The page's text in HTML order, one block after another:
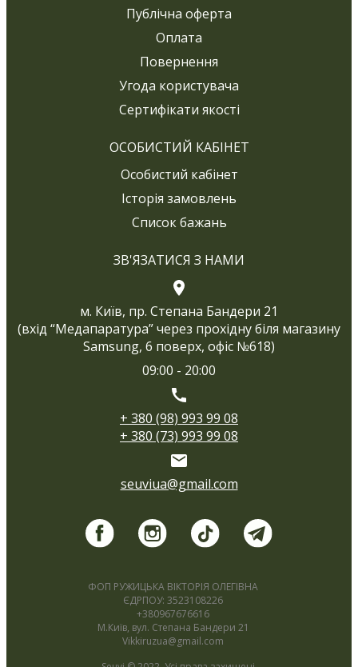
Публічна оферта
Оплата
Повернення
Угода користувача
Сертифікати якості
ОСОБИСТИЙ КАБІНЕТ
Особистий кабінет
Історія замовлень
Список бажань
ЗВ'ЯЗАТИСЯ З НАМИ
м. Київ, пр. Степана Бандери 21
(вхід “Медапаратура” через прохідну біля магазину
Samsung, 6 поверх, офіс №618)
09:00 - 20:00
+ 380 (98) 993 99 08
+ 380 (73) 993 99 08
seuviua@gmail.com
ФОП РУЖИЦЬКА ВІКТОРІЯ ОЛЕГІВНА
ЄДРПОУ: 3523108226
+380967676616
М.Київ, вул. Степана Бандери 21
Vikkiruzua@gmail.com